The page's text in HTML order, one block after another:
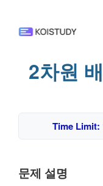
2차원
Time
문제 설명